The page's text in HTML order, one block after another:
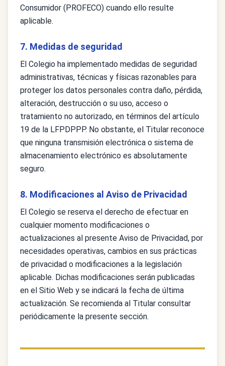
Consumidor (PROFECO) cuando ello resulte
aplicable.
7. Medidas de seguridad
El Colegio ha implementado medidas de seguridad
administrativas, técnicas y físicas razonables para
proteger los datos personales contra daño, pérdida,
alteración, destrucción o su uso, acceso o
tratamiento no autorizado, en términos del artículo
19 de la LFPDPPP. No obstante, el Titular reconoce
que ninguna transmisión electrónica o sistema de
almacenamiento electrónico es absolutamente
seguro.
8. Modificaciones al Aviso de Privacidad
El Colegio se reserva el derecho de efectuar en
cualquier momento modificaciones o
actualizaciones al presente Aviso de Privacidad, por
necesidades operativas, cambios en sus prácticas
de privacidad o modificaciones a la legislación
aplicable. Dichas modificaciones serán publicadas
en el Sitio Web y se indicará la fecha de última
actualización. Se recomienda al Titular consultar
periódicamente la presente sección.